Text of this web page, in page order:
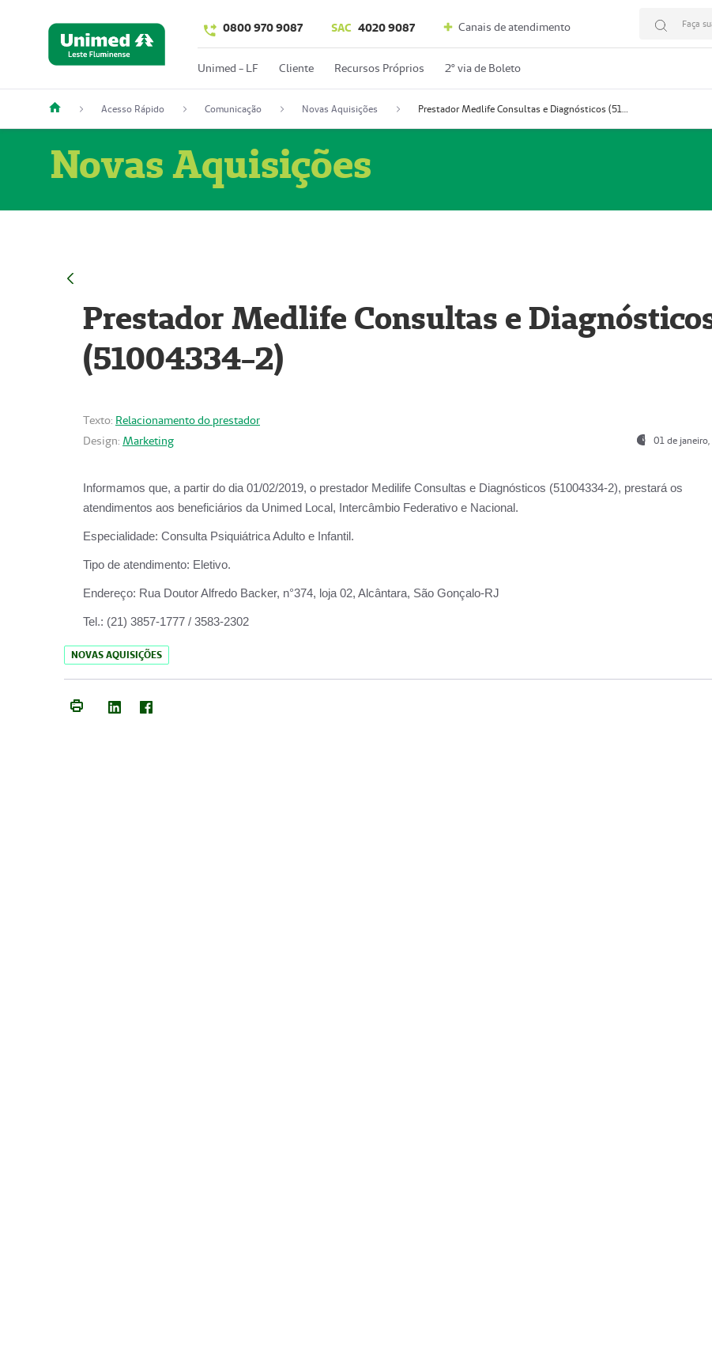
0800 970 9087 SAC 4020 9087 Canais de atendimento Faça
Unimed - LF Cliente Recursos Próprios 2º via de Boleto
Acesso Rápido Comunicação Novas Aquisições Prestador Medlife Consultas e Diagnósticos (51004334-2)
Novas Aquisições
Prestador Medlife Consultas e
(51004334-2)
Texto: Relacionamento do prestador
Design: Marketing 01 de
Informamos que, a partir do dia 01/02/2019, o prestador Medilife Consultas e Diagnósticos (51004334-2), prestará os
atendimentos aos beneficiários da Unimed Local, Intercâmbio Federativo e Nacional.
Especialidade: Consulta Psiquiátrica Adulto e Infantil.
Tipo de atendimento: Eletivo.
Endereço: Rua Doutor Alfredo Backer, n°374, loja 02, Alcântara, São Gonçalo-RJ
Tel.: (21) 3857-1777 / 3583-2302
NOVAS AQUISIÇÕES